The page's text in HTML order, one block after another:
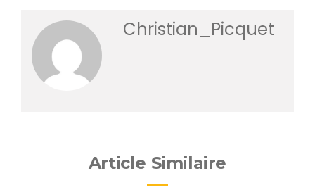
Christian_Picquet
Article Similaire